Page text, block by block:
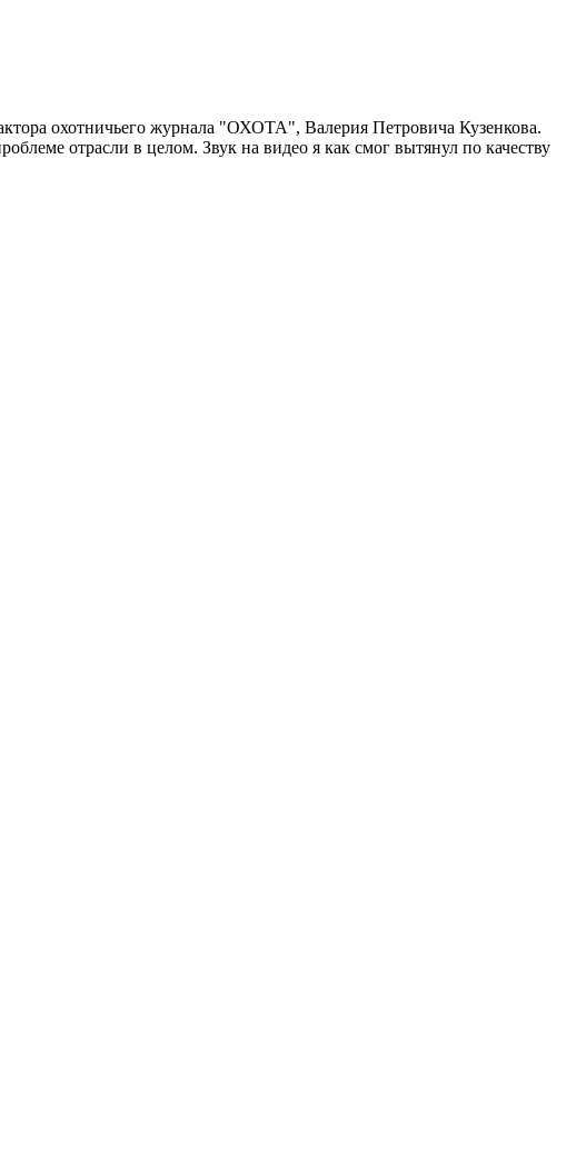
охотничьего журнала "ОХОТА", Валерия Петровича Кузенкова.
отрасли в целом. Звук на видео я как смог вытянул по качеству